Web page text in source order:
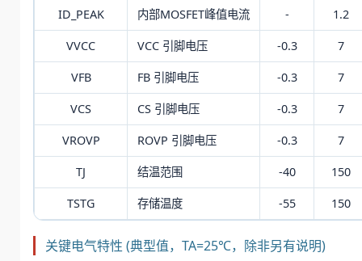
ID_PEAK 内部MOSFET峰值电流 - 1.2
VVCC VCC 引脚电压 -0.3 7
VFB FB 引脚电压 -0.3 7
VCS CS 引脚电压 -0.3 7
VROVP ROVP 引脚电压 -0.3 7
TJ 结温范围 -40 150
TSTG 存储温度 -55 150
关键电气特性 (典型值，TA=25℃，除非另有说明)